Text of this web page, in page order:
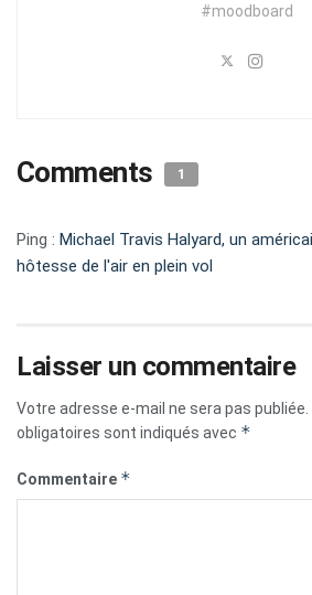
#moodboard
Comments 1
Ping : Michael Travis Halyard, un
hôtesse de l'air en plein vol
Laisser un commentaire
Votre adresse e-mail ne sera pas publiée.
obligatoires sont indiqués avec *
Commentaire *